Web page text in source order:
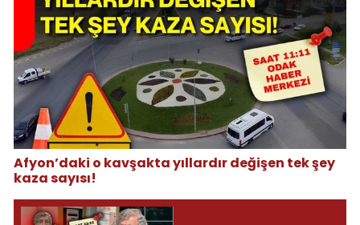
Afyon’daki o kavşakta yıllardır değişen tek şey
kaza sayısı!